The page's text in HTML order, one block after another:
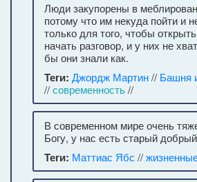
Люди закупорены в
потому что им некуда пойти и
только для того, чтобы
начать разговор, и у них не
бы они знали как.
Теги: Джордж Мартин// Башня
//современность//
В современном мире очень
Богу, у нас есть старый
Теги: Маттиас Ябс //